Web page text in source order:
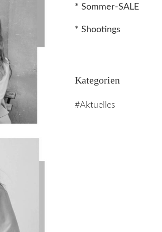
* Sommer-SALE
* Shootings
Kategorien
Aktuelles